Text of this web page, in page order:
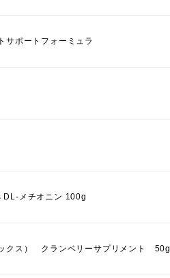
ポートフォーミュラ
メチオニン 100g
クス） クランベリーサプリメント 50g